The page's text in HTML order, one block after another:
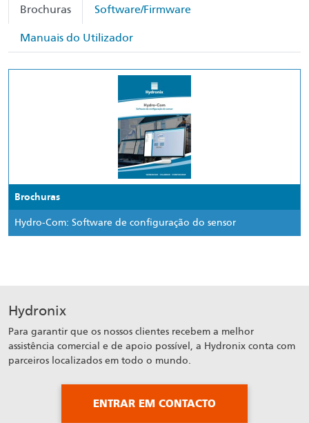
Brochuras Software/Firmware
Manuais do Utilizador
Brochuras
Hydro-Com: Software de configuração do sensor
Hydronix
Para garantir que os nossos clientes recebem a melhor
assistência comercial e de apoio possível, a Hydronix conta com
parceiros localizados em todo o mundo.
ENTRAR EM CONTACTO